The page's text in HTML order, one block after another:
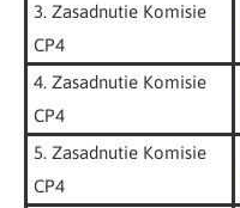
3. Zasadnutie Komisie
CP4
4. Zasadnutie Komisie
CP4
5. Zasadnutie Komisie
CP4